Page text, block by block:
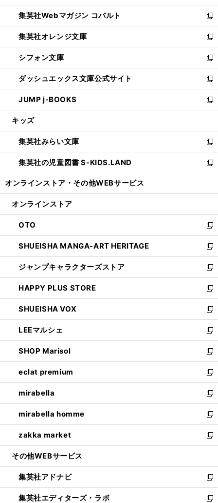
開
く
ウ
で
開
く
ン
ド
ウ
で
開
く
ウ
ィ
ン
ド
ウ
で
開
く
集英社Webマガジン コバルト
新
し
い
ウ
ィ
ン
ド
ウ
で
開
集英社オレンジ文庫
新
し
い
ウ
ィ
ン
ド
ウ
開
く
シフォン文庫
新
し
い
ウ
ィ
ン
ウ
で
開
く
ダッシュエックス文庫公式サイト
新
し
い
ウ
ン
ド
ウ
で
JUMP j-BOOKS
新
し
ウ
ィ
ン
ド
開
キッズ
集英社みらい文庫
新
し
い
ン
ウ
で
開
く
集英社の児童図書 S-KIDS.LAND
新
ウ
ン
ド
ウ
で
開
く
オンラインストア・ その他WEBサービス
オンラインストア
OTO
新
し
い
ウ
ィ
ン
ド
ウ
で
開
く
SHUEISHA MANGA-ART HERITAGE
新
し
い
ウ
ィ
ン
ド
ウ
で
開
く
ジャンプキャラクターズストア
新
し
い
ウ
ィ
ン
ド
ウ
で
開
く
HAPPY PLUS STORE
新
し
い
ウ
ィ
ン
ド
ウ
で
開
く
SHUEISHA VOX
新
し
い
ウ
ィ
ン
ド
ウ
で
開
く
LEEマルシェ
新
し
い
ウ
ィ
ン
ド
ウ
で
開
く
SHOP Marisol
新
し
い
ウ
ィ
ン
ド
ウ
で
開
eclat premium
新
し
い
ウ
ィ
ン
ド
ウ
開
く
mirabella
新
し
い
ウ
ィ
ン
ウ
で
開
く
mirabella homme
新
し
い
ウ
ン
ド
ウ
で
zakka market
新
し
ウ
ィ
ン
ド
その他WEBサービス
集英社アドナビ
新
し
い
集英社エディターズ・ラボ 新